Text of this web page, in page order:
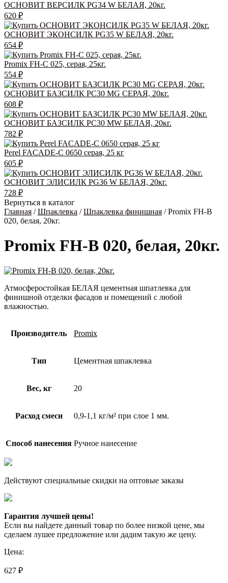
ОСНОВИТ ВЕРСИЛК PG34 W БЕЛАЯ, 20кг.
620 ₽
ОСНОВИТ ЭКОНСИЛК PG35 W БЕЛАЯ, 20кг.
654 ₽
Promix FH-C 025, серая, 25кг.
554 ₽
ОСНОВИТ БАЗСИЛК PC30 MG СЕРАЯ, 20кг.
608 ₽
ОСНОВИТ БАЗСИЛК PC30 MW БЕЛАЯ, 20кг.
782 ₽
Perel FACADE-C 0650 серая, 25 кг
605 ₽
ОСНОВИТ ЭЛИСИЛК PG36 W БЕЛАЯ, 20кг.
728 ₽
Вернуться в каталог
Главная /Шпаклевка /Шпаклевка финишная / Promix FH-B
020, белая, 20кг.
Promix FH-B 020, белая, 20кг.
Атмосферостойкая БЕЛАЯ цементная шпатлевка для
финишной отделки фасадов и помещений с любой
влажностью.
Производитель Promix
Тип Цементная шпаклевка
Вес, кг 20
Расход смеси 0,9-1,1 кг/м² при слое 1 мм.
Способ нанесения Ручное нанесение
Действуют специальные скидки на оптовые заказы
Гарантия лучшей цены!
Если вы найдете данный товар по более низкой цене, мы
сделаем лушее предложение или дадим такую же цену.
Цена:
627 ₽